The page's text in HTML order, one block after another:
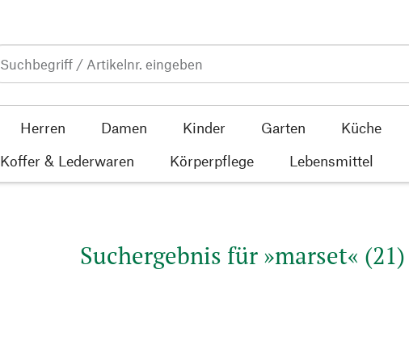
Herren Damen Kinder Garten Küche
Koffer & Lederwaren Körperpflege Lebensmittel
Suchergebnis für »marset« (21)